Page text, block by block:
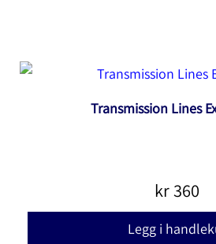
Transmission Lines
kr360
Legg i